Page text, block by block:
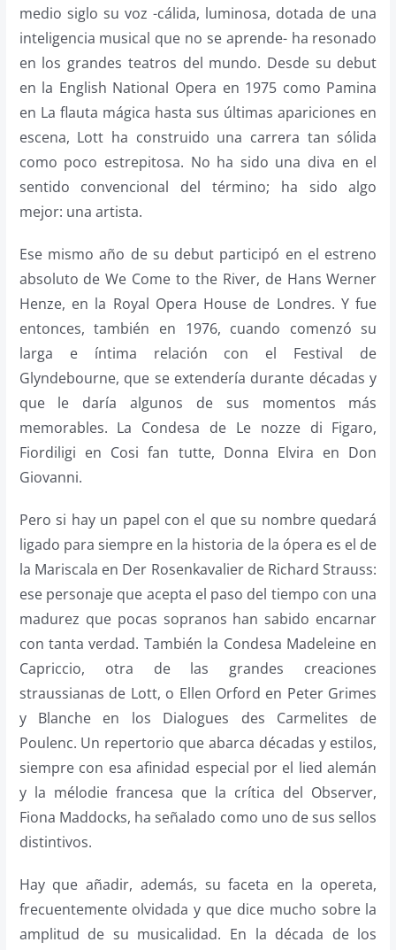
medio siglo su voz -cálida, luminosa, dotada de una
inteligencia musical que no se aprende- ha resonado
en los grandes teatros del mundo. Desde su debut
en la English National Opera en 1975 como Pamina
en La flauta mágica hasta sus últimas apariciones en
escena, Lott ha construido una carrera tan sólida
como poco estrepitosa. No ha sido una diva en el
sentido convencional del término; ha sido algo
mejor: una artista.
Ese mismo año de su debut participó en el estreno
absoluto de We Come to the River, de Hans Werner
Henze, en la Royal Opera House de Londres. Y fue
entonces, también en 1976, cuando comenzó su
larga e íntima relación con el Festival de
Glyndebourne, que se extendería durante décadas y
que le daría algunos de sus momentos más
memorables. La Condesa de Le nozze di Figaro,
Fiordiligi en Cosi fan tutte, Donna Elvira en Don
Giovanni.
Pero si hay un papel con el que su nombre quedará
ligado para siempre en la historia de la ópera es el de
la Mariscala en Der Rosenkavalier de Richard Strauss:
ese personaje que acepta el paso del tiempo con una
madurez que pocas sopranos han sabido encarnar
con tanta verdad. También la Condesa Madeleine en
Capriccio, otra de las grandes creaciones
straussianas de Lott, o Ellen Orford en Peter Grimes
y Blanche en los Dialogues des Carmelites de
Poulenc. Un repertorio que abarca décadas y estilos,
siempre con esa afinidad especial por el lied alemán
y la mélodie francesa que la crítica del Observer,
Fiona Maddocks, ha señalado como uno de sus sellos
distintivos.
Hay que añadir, además, su faceta en la opereta,
frecuentemente olvidada y que dice mucho sobre la
amplitud de su musicalidad. En la década de los